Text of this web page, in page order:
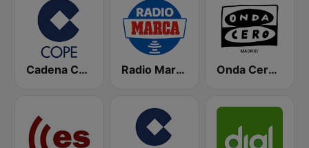
Cadena COPE Radio Marca Nacional Onda Cero Madrid